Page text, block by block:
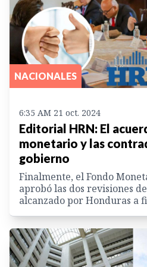
NACIONALES
6:35 AM 21 oct. 2024
Editorial HRN: El
monetario y las
gobierno
Finalmente, el Fondo
aprobó las dos revisiones
alcanzado por Honduras a